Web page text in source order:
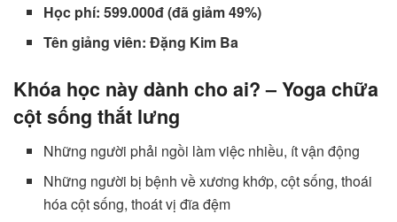
Học phí: 599.000đ (đã giảm 49%)
Tên giảng viên: Đặng Kim Ba
Khóa học này dành cho ai? – Yoga chữa
cột sống thắt lưng
Những người phải ngồi làm việc nhiều, ít vận động
Những người bị bệnh về xương khớp, cột sống, thoái
hóa cột sống, thoát vị đĩa đệm